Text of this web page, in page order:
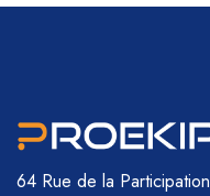
64 Rue de la Participation